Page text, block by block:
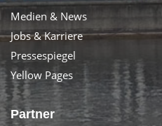
Medien & News
Jobs & Karriere
Pressespiegel
Yellow Pages
Partner